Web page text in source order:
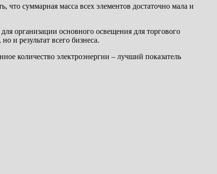
что суммарная масса всех элементов достаточно мала и
организации основного освещения для торгового
и результат всего бизнеса.
количество электроэнергии – лучший показатель